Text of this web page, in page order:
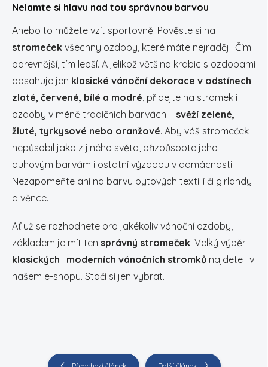
Nelamte si hlavu nad tou správnou barvou
Anebo to můžete vzít sportovně. Pověste si na
stromeček všechny ozdoby, které máte nejraději. Čím
barevnější, tím lepší. A jelikož většina krabic s ozdobami
obsahuje jen klasické vánoční dekorace v odstínech
zlaté, červené, bílé a modré , přidejte na stromek i
ozdoby v méně tradičních barvách – svěží zelené,
žluté, tyrkysové nebo oranžové. Aby váš stromeček
nepůsobil jako z jiného světa, přizpůsobte jeho
duhovým barvám i ostatní výzdobu v domácnosti.
Nezapomeňte ani na barvu bytových textilií či girlandy
a věnce.
Ať už se rozhodnete pro jakékoliv vánoční ozdoby,
základem je mít ten správný stromeček. Velký výběr
klasických i moderních vánočních stromků najdete i v
našem e-shopu. Stačí si jen vybrat.